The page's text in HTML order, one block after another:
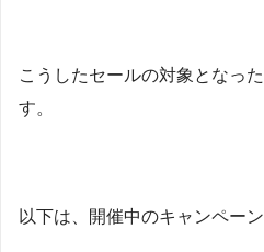
こうしたセールの対象となっ
す。
以下は、開催中のキャンペーン